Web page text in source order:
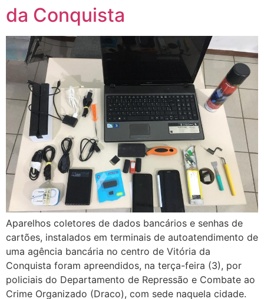
da Conquista
Aparelhos coletores de dados bancários e senhas de
cartões, instalados em terminais de autoatendimento de
uma agência bancária no centro de Vitória da
Conquista foram apreendidos, na terça-feira (3), por
policiais do Departamento de Repressão e Combate ao
Crime Organizado (Draco), com sede naquela cidade.